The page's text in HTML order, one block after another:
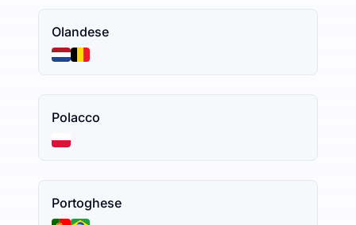
Olandese
Polacco
Portoghese